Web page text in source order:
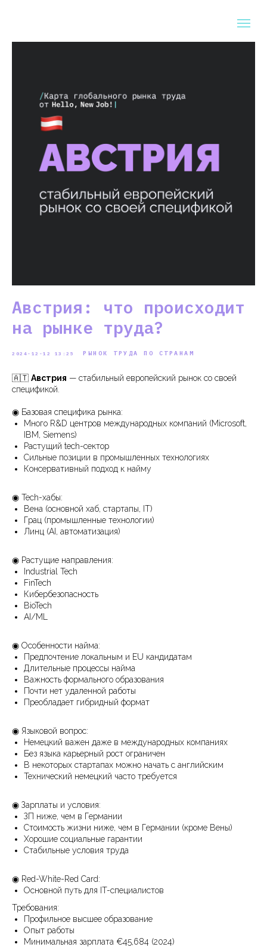
Австрия: что происходит
на рынке труда?
2024-12-12 13:25 РЫНОК ТРУДА ПО СТРАНАМ
🇦🇹 Австрия — стабильный европейский рынок со своей
спецификой.
◉ Базовая специфика рынка:
Много R&D центров международных компаний (Microsoft,
IBM, Siemens)
Растущий tech-сектор
Сильные позиции в промышленных технологиях
Консервативный подход к найму
◉ Tech-хабы:
Вена (основной хаб, стартапы, IT)
Грац (промышленные технологии)
Линц (AI, автоматизация)
◉ Растущие направления:
Industrial Tech
FinTech
Кибербезопасность
BioTech
AI/ML
◉ Особенности найма:
Предпочтение локальным и EU кандидатам
Длительные процессы найма
Важность формального образования
Почти нет удаленной работы
Преобладает гибридный формат
◉ Языковой вопрос:
Немецкий важен даже в международных компаниях
Без языка карьерный рост ограничен
В некоторых стартапах можно начать с английским
Технический немецкий часто требуется
◉ Зарплаты и условия:
ЗП ниже, чем в Германии
Стоимость жизни ниже, чем в Германии (кроме Вены)
Хорошие социальные гарантии
Стабильные условия труда
◉ Red-White-Red Card:
Основной путь для IT-специалистов
Требования:
Профильное высшее образование
Опыт работы
Минимальная зарплата €45,684 (2024)